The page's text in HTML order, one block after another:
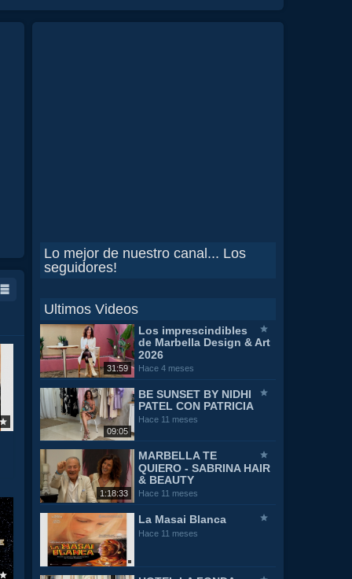
Lo mejor de nuestro canal... Los
seguidores!
Ultimos Videos
31:59
Los imprescindibles
de Marbella Design & Art
2026
Hace 4 meses
09:05
BE SUNSET BY NIDHI
PATEL CON PATRICIA
Hace 11 meses
1:18:33
MARBELLA TE
QUIERO - SABRINA HAIR
& BEAUTY
Hace 11 meses
La Masai Blanca
Hace 11 meses